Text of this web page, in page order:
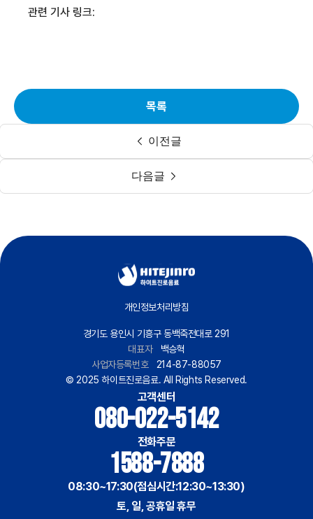
관련 기사 링크:
이전글
목록
다음글
개인정보처리방침
경기도 용인시 기흥구 동백죽전대로 291
대표자
백승혁
사업자등록번호
214-87-88057
© 2025 하이트진로음료. All Rights Reserved.
고객센터
080-022-5142
전화주문
1588-7888
08:30~17:30(점심시간:12:30~13:30)
토, 일, 공휴일 휴무